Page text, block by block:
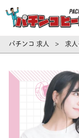
パチンコ 求人 > 求